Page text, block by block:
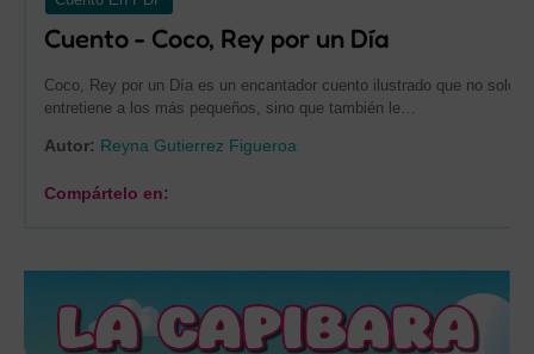
Cuento - Coco, Rey por un Día
Coco, Rey por un Día es un encantador cuento ilustrado que no solo
entretiene a los más pequeños, sino que también le…
Autor: Reyna Gutierrez Figueroa
Compártelo en: